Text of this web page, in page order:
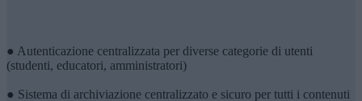
● Autenticazione centralizzata per diverse categorie di utenti
(studenti, educatori, amministratori)
● Sistema di archiviazione centralizzato e sicuro per tutti i contenuti